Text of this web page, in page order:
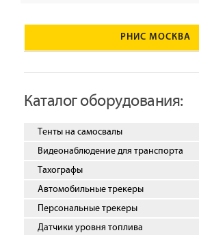
РНИС МОСКВА
Каталог оборудования:
Тенты на самосвалы
Видеонаблюдение для транспорта
Тахографы
Автомобильные трекеры
Персональные трекеры
Датчики уровня топлива